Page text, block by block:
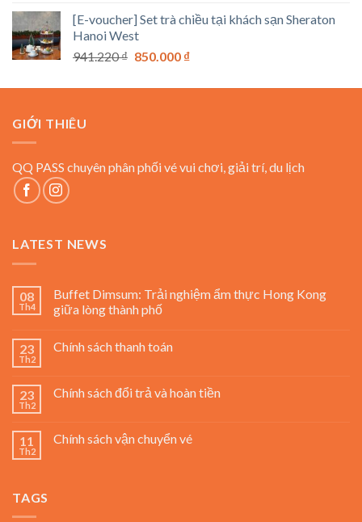
1.200.000 ₫
[E-voucher] Set trà chiều tại khách sạn Sheraton
Hanoi West
941.220₫ Giá
là:
850.000 ₫Giá
tại
GIỚI THIÊU
QQ PASS chuyên phân phối vé vui chơi, giải trí, du lịch
LATEST NEWS
08
Th4
Buffet Dimsum: Trải nghiệm ẩm thực Hong Kong
giữa lòng thành phố
23
Th2
Chính sách thanh toán
23
Th2
Chính sách đổi trả và hoàn tiền
11
Th2
Chính sách vận chuyển vé
TAGS